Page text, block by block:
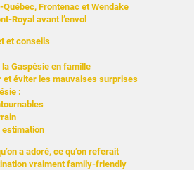
Frontenac et Wendake
Royal avant l’envol
et conseils
Gaspésie en famille
éviter les mauvaises surprises
:
estimation
a adoré, ce qu’on referait
vraiment family-friendly